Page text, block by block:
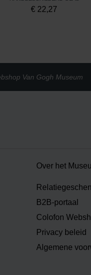
€ 22,27
Van Gogh Museum
Over het
B2B-portaal
Colofon
Privacy beleid
Algemene